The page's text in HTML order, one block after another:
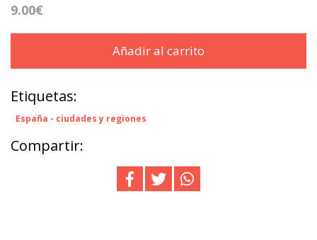
9.00€
Añadir al carrito
Etiquetas:
España - ciudades y regiones
Compartir: